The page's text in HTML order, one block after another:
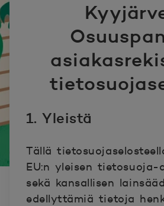
1. Yleistä
Tällä
EU:n yleisen tietosuoja-
sekä kansallisen
edellyttämiä tietoja